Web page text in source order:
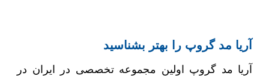
آریا مد گروپ را بهتر بشناسید
آریا مد گروپ اولین مجموعه تخصصی در ایران در